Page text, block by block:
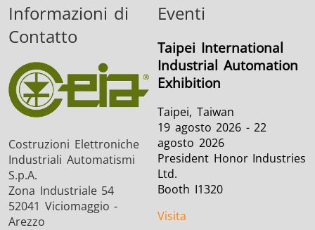
Informazioni di
Contatto
Costruzioni Elettroniche
Industriali Automatismi
S.p.A.
Zona Industriale 54
52041 Viciomaggio -
Arezzo
Eventi
Taipei International
Industrial Automation
Exhibition
Taipei, Taiwan
19 agosto 2026 - 22
agosto 2026
President Honor Industries
Ltd.
Booth I1320
Visita